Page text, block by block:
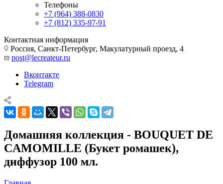
Телефоны
+7 (964) 388-0830
+7 (812) 335-97-91
Контактная информация
Россия, Санкт-Петербург, Макулатурный проезд, 4
post@lecreateur.ru
Вконтакте
Telegram
Домашняя коллекция - BOUQUET DE
CAMOMILLE (Букет ромашек),
диффузор 100 мл.